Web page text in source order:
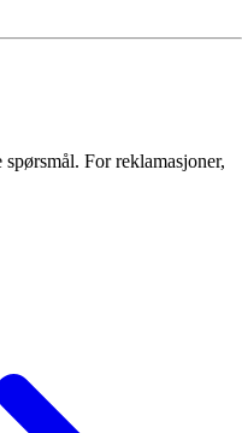
For reklamasjoner,